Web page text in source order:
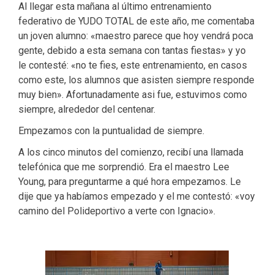
Al llegar esta mañana al último entrenamiento
federativo de YUDO TOTAL de este año, me comentaba
un joven alumno: «maestro parece que hoy vendrá poca
gente, debido a esta semana con tantas fiestas» y yo
le contesté: «no te fies, este entrenamiento, en casos
como este, los alumnos que asisten siempre responde
muy bien». Afortunadamente asi fue, estuvimos como
siempre, alrededor del centenar.
Empezamos con la puntualidad de siempre.
A los cinco minutos del comienzo, recibí una llamada
telefónica que me sorprendió. Era el maestro Lee
Young, para preguntarme a qué hora empezamos. Le
dije que ya habíamos empezado y el me contestó: «voy
camino del Polideportivo a verte con Ignacio».